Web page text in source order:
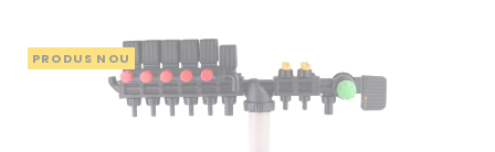
PRODUS NOU